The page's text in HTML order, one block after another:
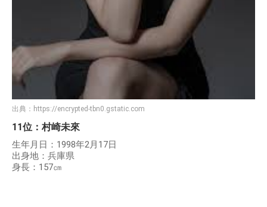
出典： https://encrypted-tbn0.gstatic.com
11位：村崎未來
生年月日：1998年2月17日
出身地：兵庫県
身長：157㎝